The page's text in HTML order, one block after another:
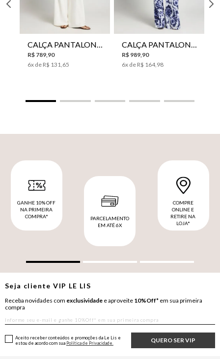
CALÇA PANTALONA LE LIS HORI FEMININA
R$ 789,90
6x de R$ 131,65
CALÇA PANTALONA LE LIS JESSICA FEMININA
R$ 989,90
6x de R$ 164,98
GANHE 10% OFF
NA PRIMEIRA
COMPRA*
PARCELAMENTO
EM ATÉ 6X
COMPRE
ONLINE E
RETIRE NA
LOJA*
Seja clienteVIP LE LIS
Receba novidades com exclusividade e aproveite 10%Off* em sua primeira
compra
QUERO SER VIP
Aceito receber conteúdos e promoções da Le Lis e
estou de acordo com sua Política de Privacidade.